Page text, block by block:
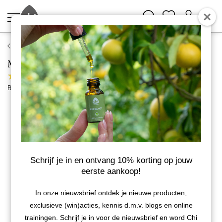
Supplementen
Mannavital Chlorella Platinum, biologisch
1 review
Bekijk meer van Mannavital
BIO
Schrijf je in en ontvang 10% korting op jouw
eerste aankoop!
In onze nieuwsbrief ontdek je nieuwe producten,
exclusieve (win)acties, kennis d.m.v. blogs en online
trainingen. Schrijf je in voor de nieuwsbrief en word Chi